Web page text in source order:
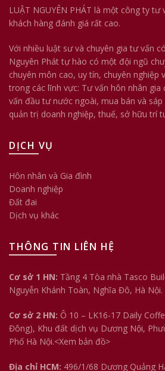
LUẬT NGUYÊN PHÁT là một công ty
khách hàng đánh giá rất cao.
Với nhiều luật sư và chuyên gia tư vấn
Nguyên Phát tự hào có một đội ngũ
chuyên môn cao, uy tín, chuyên nghiệp
trong các lĩnh vực: Tư vấn hôn nhân
vấn đầu tư nước ngoài, mua bán và sáp
quản trị doanh nghiệp, thuế, sở hữu trí
DỊCH VỤ
Hôn nhân và Gia đình
Doanh nghiệp
Đất đai
Dịch vụ khác
THÔNG TIN LIÊN HỆ
Cơ sở 1 HN: Tầng 4 Tòa nhà Tasco
Nguyễn Khánh Toàn, Nghĩa Đô, Hà Nội.
Cơ sở 2 HN: Ô 10 – LK16-17 Daily
Đông), Khu đất dịch vụ Dương Nội,
Phố Hà Nội.<Xem bản đồ>
Địa chỉ HCM: 496/1/68 Dương Quảng